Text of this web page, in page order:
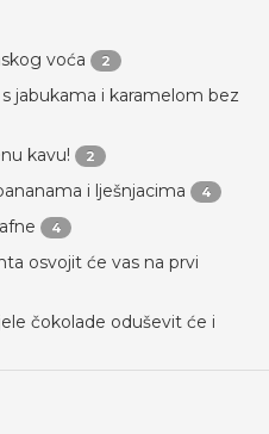
voća 2
jabukama i karamelom bez
kavu! 2
i lješnjacima 4
4
osvojit će vas na prvi
čokolade oduševit će i